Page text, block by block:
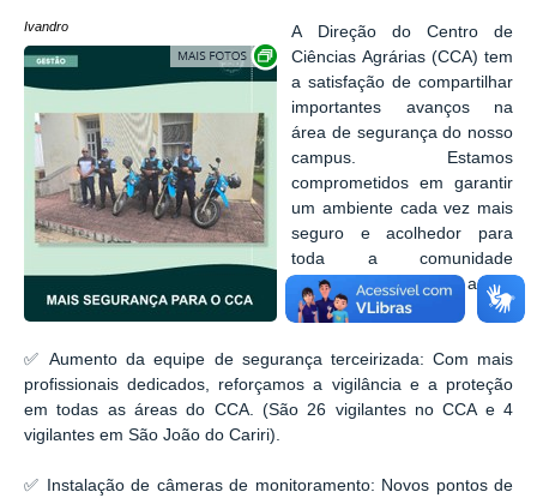
Exibir carrossel de imagens
Ivandro
A Direção do Centro de
Ciências Agrárias (CCA) tem
a satisfação de compartilhar
importantes avanços na
área de segurança do nosso
campus. Estamos
comprometidos em garantir
um ambiente cada vez mais
seguro e acolhedor para
toda a comunidade
acadêmica. Confira as ações
realizadas:
✅ Aumento da equipe de segurança terceirizada: Com mais
profissionais dedicados, reforçamos a vigilância e a proteção
em todas as áreas do CCA. (São 26 vigilantes no CCA e 4
vigilantes em São João do Cariri).
✅ Instalação de câmeras de monitoramento: Novos pontos de